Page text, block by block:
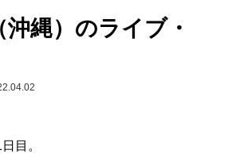
縄）のライブ・
目。